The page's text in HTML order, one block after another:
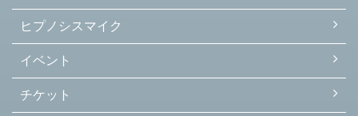
ヒプノシスマイク
イベント
チケット